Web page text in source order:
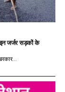
जर्जर सड़कों के